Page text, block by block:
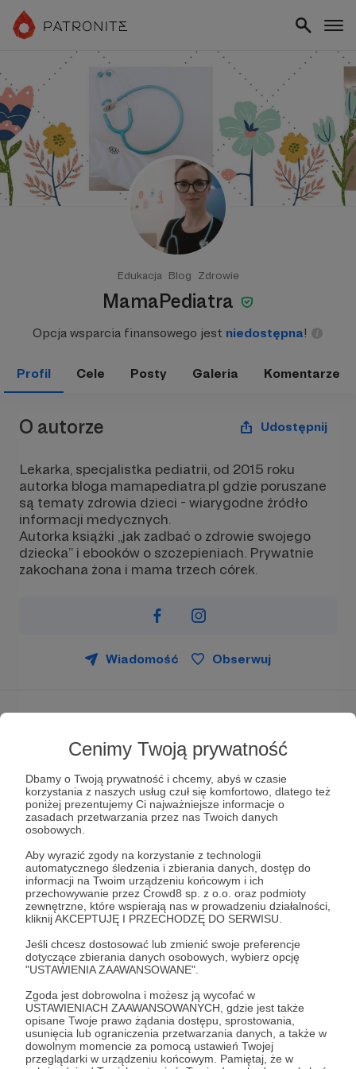
Cenimy Twoją prywatność
Dbamy o Twoją prywatność i chcemy, abyś w czasie
korzystania z naszych usług czuł się komfortowo, dlatego też
poniżej prezentujemy Ci najważniejsze informacje o
zasadach przetwarzania przez nas Twoich danych
osobowych.
Aby wyrazić zgody na korzystanie z technologii
automatycznego śledzenia i zbierania danych, dostęp do
informacji na Twoim urządzeniu końcowym i ich
przechowywanie przez Crowd8 sp. z o.o. oraz podmioty
zewnętrzne, które wspierają nas w prowadzeniu działalności,
kliknij AKCEPTUJĘ I PRZECHODZĘ DO SERWISU.
Jeśli chcesz dostosować lub zmienić swoje preferencje
dotyczące zbierania danych osobowych, wybierz opcję
"USTAWIENIA ZAAWANSOWANE".
Zgoda jest dobrowolna i możesz ją wycofać w
USTAWIENIACH ZAAWANSOWANYCH, gdzie jest także
opisane Twoje prawo żądania dostępu, sprostowania,
usunięcia lub ograniczenia przetwarzania danych, a także w
dowolnym momencie za pomocą ustawień Twojej
przeglądarki w urządzeniu końcowym. Pamiętaj, że w
Edukacja Blog Zdrowie
MamaPediatra
Opcja wsparcia finansowego jest niedostępna!
Profil Cele Posty Galeria Komentarze
O autorze Udostępnij
Lekarka, specjalistka pediatrii, od 2015 roku
autorka bloga mamapediatra.pl gdzie poruszane
są tematy zdrowia dzieci - wiarygodne źródło
informacji medycznych.
Autorka książki „jak zadbać o zdrowie swojego
dziecka” i ebooków o szczepieniach. Prywatnie
zakochana żona i mama trzech córek.
Wiadomość Obserwuj
Kiedy w 2015 roku postanowiłam założyć bloga to
i edukacja w internecie tak mi się spodobają.
trudniejsze niż zakładałam. Ale daje mi dużo
satysfakcji.